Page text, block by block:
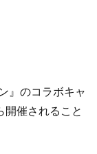
』のコラボキャ
開催されること